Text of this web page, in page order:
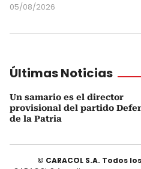
05/08/2026
Últimas Noticias
Un samario es el director
provisional del partido
de la Patria
© CARACOL S.A. Todos